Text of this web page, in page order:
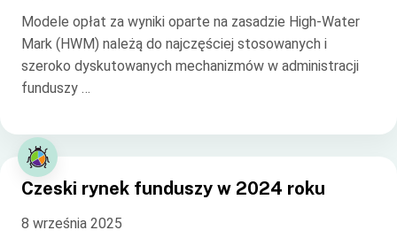
Modele opłat za wyniki oparte na zasadzie High-Water
Mark (HWM) należą do najczęściej stosowanych i
szeroko dyskutowanych mechanizmów w administracji
funduszy …
Czeski rynek funduszy w 2024 roku
8 września 2025